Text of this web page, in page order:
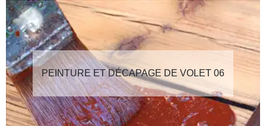
PEINTURE ET DÉCAPAGE DE VOLET 06